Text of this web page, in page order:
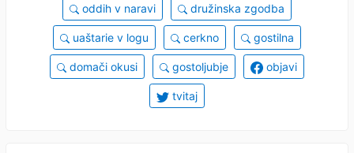
oddih v naravi družinska zgodba
uaštarie v logu cerkno gostilna
domači okusi gostoljubje objavi
tvitaj